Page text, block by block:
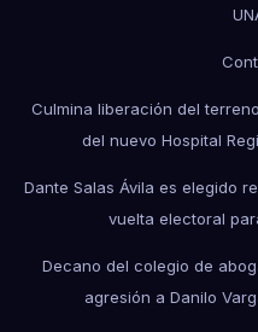
Culmina liberación del
del nuevo Hospital
Dante Salas Ávila es elegido
vuelta electoral
Decano del colegio de
agresión a Danilo